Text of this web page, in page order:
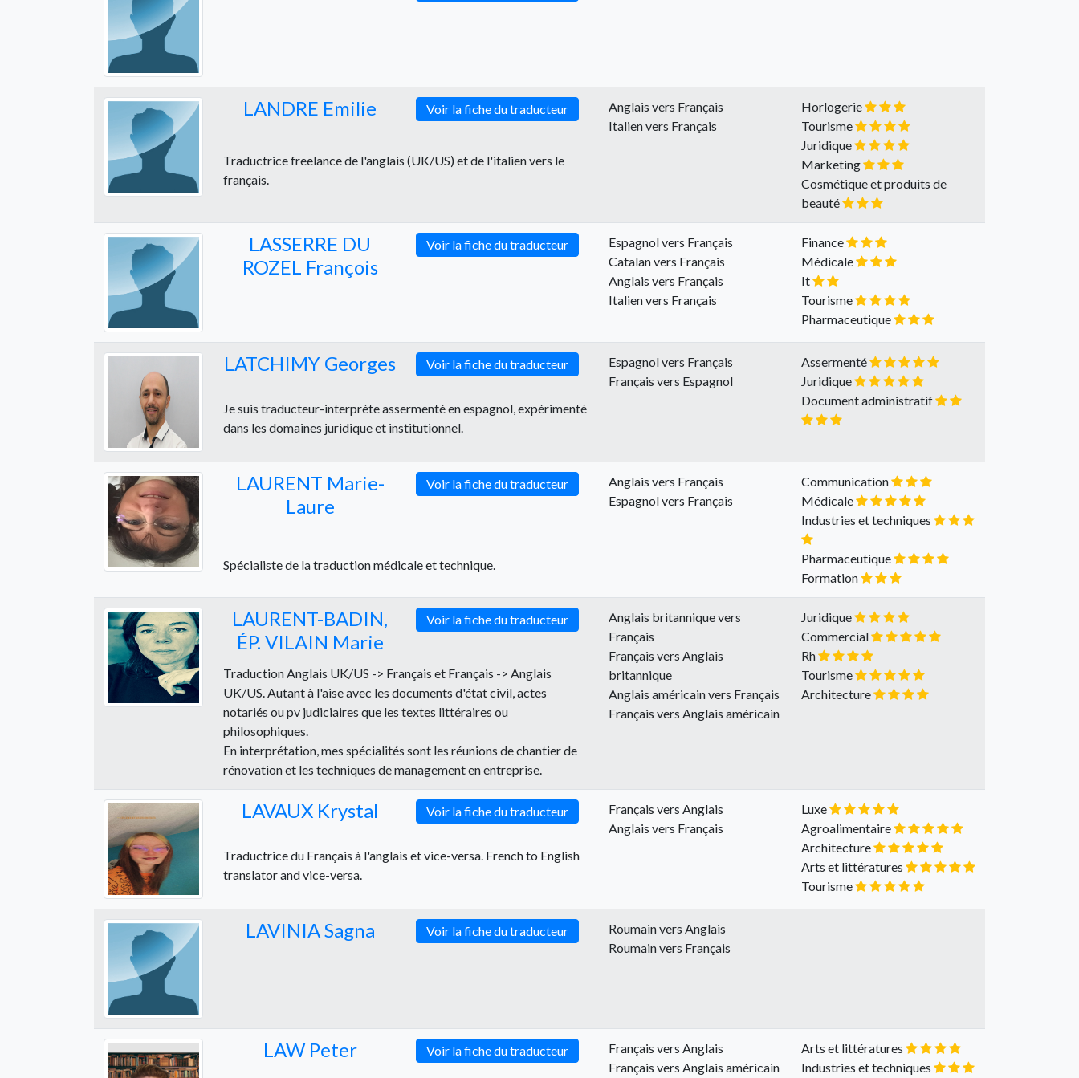
LANDRE Emilie Voir la fiche du traducteur
Anglais vers Français
Italien vers Français
Horlogerie
Tourisme
Juridique
Marketing
Cosmétique et produits de
beauté
Traductrice freelance de l'anglais (UK/US) et de l'italien vers le
français.
LASSERRE DU
ROZEL François
Voir la fiche du traducteur
Espagnol vers Français
Catalan vers Français
Anglais vers Français
Italien vers Français
Finance
Médicale
It
Tourisme
Pharmaceutique
LATCHIMY Georges Voir la fiche du traducteur
Espagnol vers Français
Français vers Espagnol
Assermenté
Juridique
Document administratif
Je suis traducteur-interprète assermenté en espagnol, expérimenté
dans les domaines juridique et institutionnel.
LAURENT Marie-
Laure
Voir la fiche du traducteur
Anglais vers Français
Espagnol vers Français
Communication
Médicale
Industries et techniques
Pharmaceutique
Formation
Spécialiste de la traduction médicale et technique.
LAURENT-BADIN,
ÉP. VILAIN Marie
Voir la fiche du traducteur
Anglais britannique vers
Français
Français vers Anglais
britannique
Anglais américain vers Français
Français vers Anglais américain
Juridique
Commercial
Rh
Tourisme
Architecture
Traduction Anglais UK/US -> Français et Français -> Anglais
UK/US. Autant à l'aise avec les documents d'état civil, actes
notariés ou pv judiciaires que les textes littéraires ou
philosophiques.
En interprétation, mes spécialités sont les réunions de chantier de
rénovation et les techniques de management en entreprise.
LAVAUX Krystal Voir la fiche du traducteur
Français vers Anglais
Anglais vers Français
Luxe
Agroalimentaire
Architecture
Arts et littératures
Tourisme
Traductrice du Français à l'anglais et vice-versa. French to English
translator and vice-versa.
LAVINIA Sagna Voir la fiche du traducteur
Roumain vers Anglais
Roumain vers Français
LAW Peter Voir la fiche du traducteur
Français vers Anglais
Français vers Anglais américain
Arts et littératures
Industries et techniques